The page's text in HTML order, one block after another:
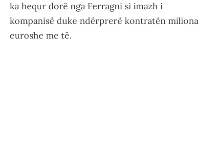
ka hequr dorë nga Ferragni si imazh i
kompanisë duke ndërprerë kontratën miliona
euroshe me të.